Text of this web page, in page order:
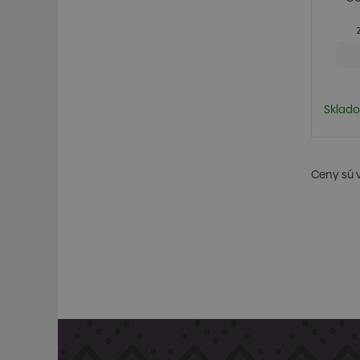
Ceny sú